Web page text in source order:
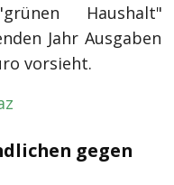
Haushalt"
Jahr Ausgaben
vorsieht.
gegen